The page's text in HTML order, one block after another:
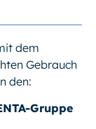
dem
Gebrauch
den:
Gruppe